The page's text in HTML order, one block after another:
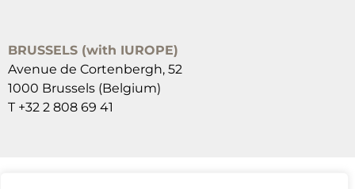
BRUSSELS (with IUROPE)
Avenue de Cortenbergh, 52
1000 Brussels (Belgium)
T +32 2 808 69 41